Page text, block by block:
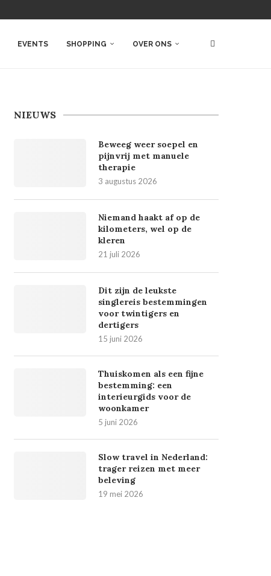
EVENTS SHOPPING OVER ONS
NIEUWS
Beweeg weer soepel en
pijnvrij met manuele
therapie
3 augustus 2026
Niemand haakt af op de
kilometers, wel op de
kleren
21 juli 2026
Dit zijn de leukste
singlereis bestemmingen
voor twintigers en
dertigers
15 juni 2026
Thuiskomen als een fijne
bestemming: een
interieurgids voor de
woonkamer
5 juni 2026
Slow travel in Nederland:
trager reizen met meer
beleving
19 mei 2026